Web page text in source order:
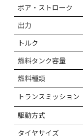
ボア・ストローク
出力
トルク
燃料タンク容量
燃料種類
トランスミッション
駆動方式
タイヤサイズ